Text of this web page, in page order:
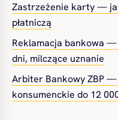
Zastrzeżenie karty —
płatniczą
Reklamacja bankowa
dni, milczące uznanie
Arbiter Bankowy ZBP
konsumenckie do 12